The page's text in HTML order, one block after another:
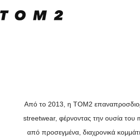
Από το 2013, η TOM2
streetwear, φέρνοντας την ουσία του
από προσεγμένα, διαχρονικά